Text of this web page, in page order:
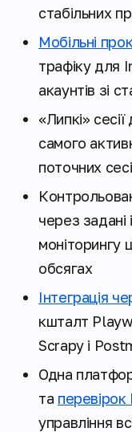
стабільних
Мобільні
трафіку для
акаунтів зі
«Липкі»
самого
поточних
через задані
моніторингу
обсягах
Інтеграція
кшталт
Scrapy і
Одна
та
управління